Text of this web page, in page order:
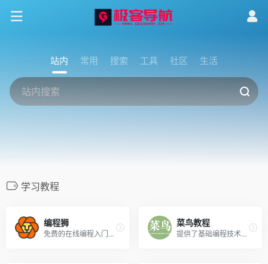
站内 常用 搜索 工具 社区 生活
学习教程
编程狮
免费的在线编程入门教程&amp;技术文档！
菜鸟教程
提供了基础编程技术教程！